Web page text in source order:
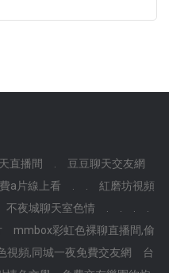
直播間
豆豆聊天交友網
a片線上看
紅磨坊視頻
不夜城聊天室色情
mmbox彩虹色裸聊直播間,偷
視頻,同城一夜免費交友網
台